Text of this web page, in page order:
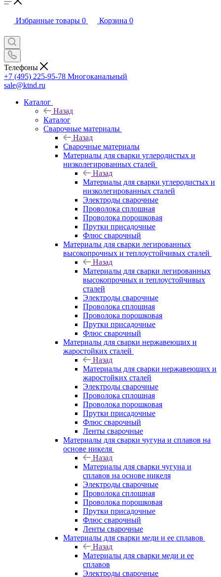
Избранные товары 0 Корзина 0
Телефоны
+7 (495) 225-95-78 Многоканальный
sale@ktnd.ru
Каталог
Назад
Каталог
Сварочные материалы
Назад
Сварочные материалы
Материалы для сварки углеродистых и
низколегированных сталей
Назад
Материалы для сварки углеродистых и
низколегированных сталей
Электроды сварочные
Проволока сплошная
Проволока порошковая
Прутки присадочные
Флюс сварочный
Материалы для сварки легированных
высокопрочных и теплоустойчивых сталей
Назад
Материалы для сварки легированных
высокопрочных и теплоустойчивых
сталей
Электроды сварочные
Проволока сплошная
Проволока порошковая
Прутки присадочные
Флюс сварочный
Материалы для сварки нержавеющих и
жаростойких сталей
Назад
Материалы для сварки нержавеющих и
жаростойких сталей
Электроды сварочные
Проволока сплошная
Проволока порошковая
Прутки присадочные
Флюс сварочный
Ленты сварочные
Материалы для сварки чугуна и сплавов на
основе никеля
Назад
Материалы для сварки чугуна и
сплавов на основе никеля
Электроды сварочные
Проволока сплошная
Проволока порошковая
Прутки присадочные
Флюс сварочный
Ленты сварочные
Материалы для сварки меди и ее сплавов
Назад
Материалы для сварки меди и ее
сплавов
Электроды сварочные